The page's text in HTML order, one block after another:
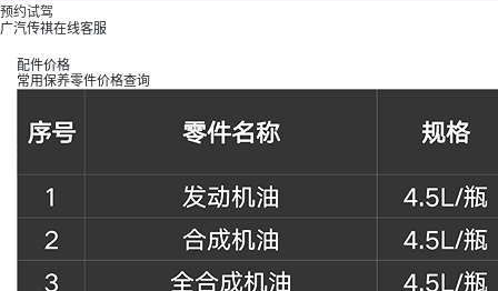
预约试驾
广汽传祺在线客服
配件价格
常用保养零件价格查询